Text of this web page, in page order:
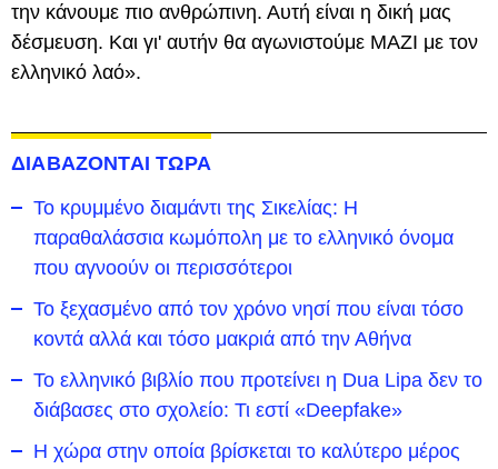
την κάνουμε πιο ανθρώπινη. Αυτή είναι η δική μας
δέσμευση. Και γι' αυτήν θα αγωνιστούμε ΜΑΖΙ με τον
ελληνικό λαό».
ΔΙΑΒΑΖΟΝΤΑΙ ΤΩΡΑ
Το κρυμμένο διαμάντι της Σικελίας: Η
παραθαλάσσια κωμόπολη με το ελληνικό όνομα
που αγνοούν οι περισσότεροι
To ξεχασμένο από τον χρόνο νησί που είναι τόσο
κοντά αλλά και τόσο μακριά από την Αθήνα
Το ελληνικό βιβλίο που προτείνει η Dua Lipa δεν το
διάβασες στο σχολείο: Τι εστί «Deepfake»
Η χώρα στην οποία βρίσκεται το καλύτερο μέρος